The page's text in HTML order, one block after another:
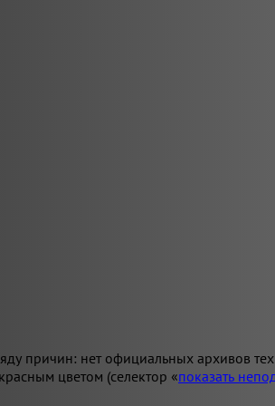
причин: нет официальных архивов
цветом (селектор «показать